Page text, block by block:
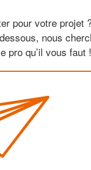
pour votre projet
nous
pro qu’il vous faut !